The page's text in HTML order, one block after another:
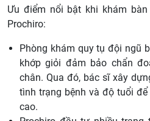
Ưu điểm nổi bật khi khám
Prochiro:
Phòng khám quy tụ đội ngũ
khớp giỏi đảm bảo chẩn
chân. Qua đó, bác sĩ xây
tình trạng bệnh và độ tuổi
cao.